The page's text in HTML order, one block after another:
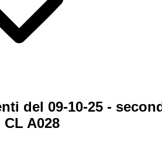
del 09-10-25 -
A028